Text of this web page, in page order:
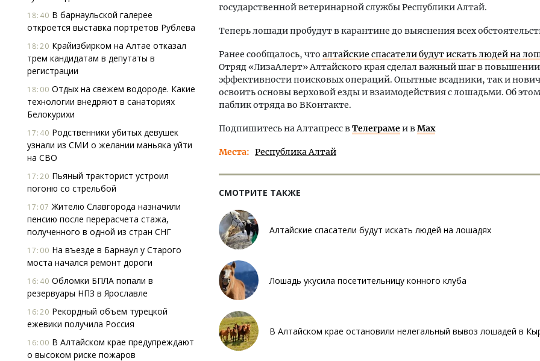
18:40 В барнаульской галерее
откроется выставка портретов Рублева
18:20 Крайизбирком на Алтае отказал
трем кандидатам в депутаты в
регистрации
18:00 Отдых на свежем водороде. Какие
технологии внедряют в санаториях
Белокурихи
17:40 Родственники убитых девушек
узнали из СМИ о желании маньяка уйти
на СВО
17:20 Пьяный тракторист устроил
погоню со стрельбой
17:07 Жителю Славгорода назначили
пенсию после перерасчета стажа,
полученного в одной из стран СНГ
17:00 На въезде в Барнаул у Старого
моста начался ремонт дороги
16:40 Обломки БПЛА попали в
резервуары НПЗ в Ярославле
16:20 Рекордный объем турецкой
ежевики получила Россия
16:00 В Алтайском крае предупреждают
о высоком риске пожаров
государственной ветеринарной службы Республики Алтай.
Теперь лошади пробудут в карантине до выяснения всех
Ранее сообщалось, что алтайские спасатели будут искать людей на
Отряд «ЛизаАлерт» Алтайского края сделал важный шаг в повышении
эффективности поисковых операций. Опытные всадники, так и
освоить основы верховой езды и взаимодействия с лошадьми. Об
паблик отряда во ВКонтакте.
Подпишитесь на Алтапресс вТелеграмеи вMax
Места Республика Алтай
СМОТРИТЕ ТАКЖЕ
Алтайские спасатели будут искать людей на лошадях
Лошадь укусила посетительницу конного клуба
В Алтайском крае остановили нелегальный вывоз лошадей в